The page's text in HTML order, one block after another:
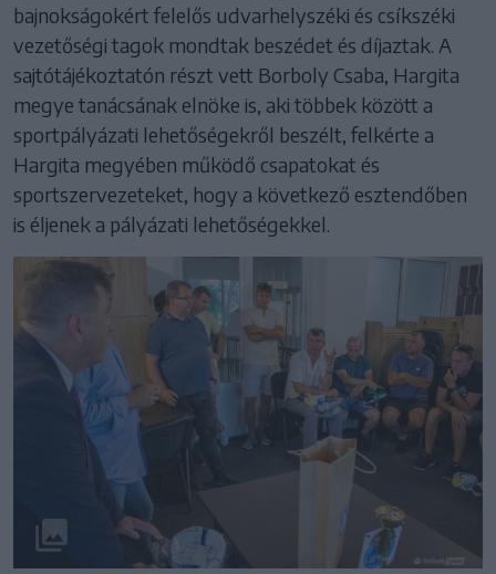
bajnokságokért felelős udvarhelyszéki és csíkszéki
vezetőségi tagok mondtak beszédet és díjaztak. A
sajtótájékoztatón részt vett Borboly Csaba, Hargita
megye tanácsának elnöke is, aki többek között a
sportpályázati lehetőségekről beszélt, felkérte a
Hargita megyében működő csapatokat és
sportszervezeteket, hogy a következő esztendőben
is éljenek a pályázati lehetőségekkel.